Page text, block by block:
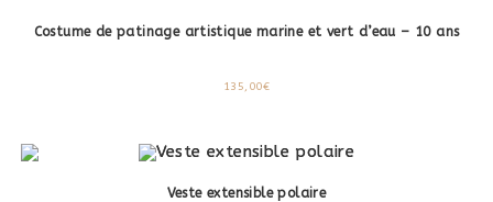
Costume de patinage artistique marine et vert d’eau – 10 ans
135,00€
Veste extensible polaire